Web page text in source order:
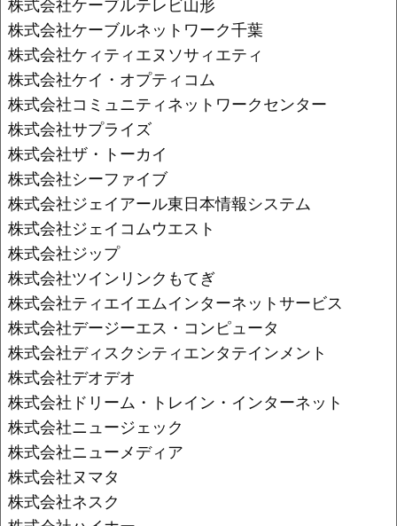
株式会社ケーブルテレビ山形
株式会社ケーブルネットワーク千葉
株式会社ケィティエヌソサィエティ
株式会社ケイ・オプティコム
株式会社コミュニティネットワークセンター
株式会社サプライズ
株式会社ザ・トーカイ
株式会社シーファイブ
株式会社ジェイアール東日本情報システム
株式会社ジェイコムウエスト
株式会社ジップ
株式会社ツインリンクもてぎ
株式会社ティエイエムインターネットサービス
株式会社デージーエス・コンピュータ
株式会社ディスクシティエンタテインメント
株式会社デオデオ
株式会社ドリーム・トレイン・インターネット
株式会社ニュージェック
株式会社ニューメディア
株式会社ヌマタ
株式会社ネスク